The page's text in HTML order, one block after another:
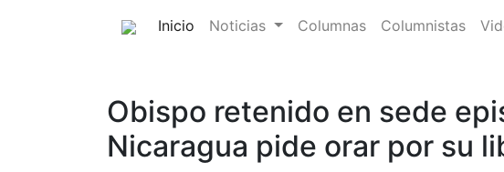
Inicio (current)
Noticias Columnas Columnistas
Obispo retenido en sede
Nicaragua pide orar por su